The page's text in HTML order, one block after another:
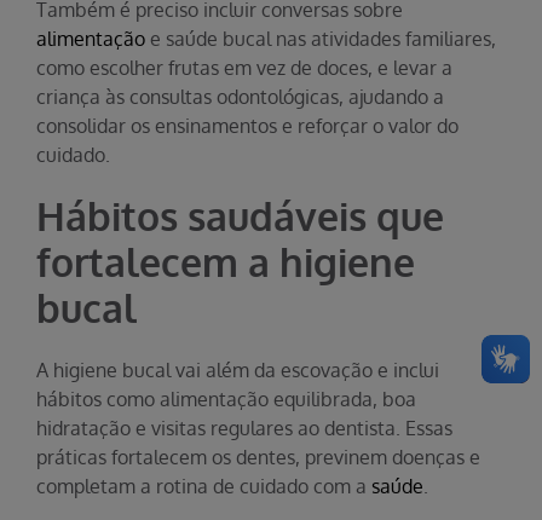
Também é preciso incluir conversas sobre
alimentação e saúde bucal nas atividades familiares,
como escolher frutas em vez de doces, e levar a
criança às consultas odontológicas, ajudando a
consolidar os ensinamentos e reforçar o valor do
cuidado.
Hábitos saudáveis que
fortalecem a higiene
bucal
A higiene bucal vai além da escovação e inclui
hábitos como alimentação equilibrada, boa
hidratação e visitas regulares ao dentista. Essas
práticas fortalecem os dentes, previnem doenças e
completam a rotina de cuidado com a saúde